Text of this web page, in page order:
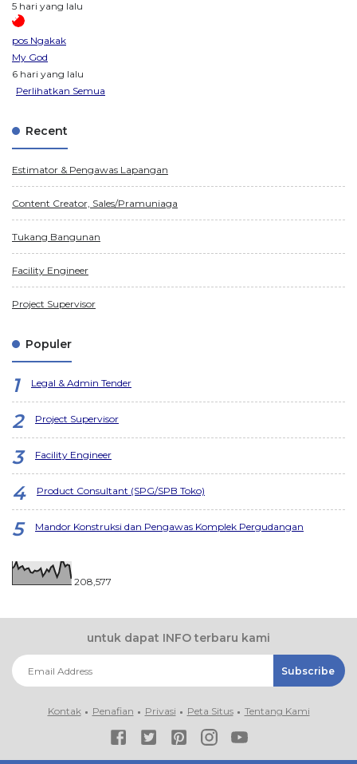
5 hari yang lalu
pos Ngakak
My God
6 hari yang lalu
Perlihatkan Semua
Recent
Estimator & Pengawas Lapangan
Content Creator, Sales/Pramuniaga
Tukang Bangunan
Facility Engineer
Project Supervisor
Populer
Legal & Admin Tender
Project Supervisor
Facility Engineer
Product Consultant (SPG/SPB Toko)
Mandor Konstruksi dan Pengawas Komplek Pergudangan
208,577
untuk dapat INFO terbaru kami
Kontak Penafian Privasi Peta Situs Tentang Kami